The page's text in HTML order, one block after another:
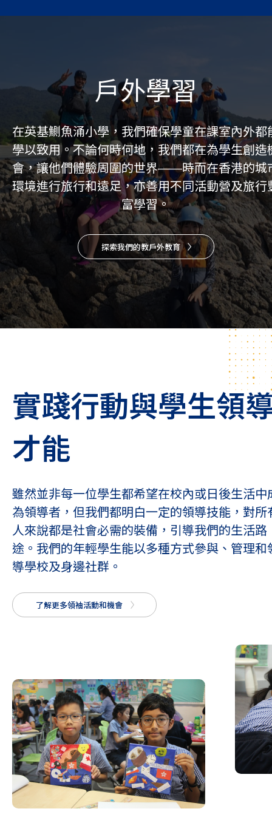
戶外學習
在英基鰂魚涌小學，我們確保學童在課室內外都
學以致用。不論何時何地，我們都在為學生創造
會，讓他們體驗周圍的世界——時而在香港的城
環境進行旅行和遠足，亦善用不同活動營及旅行
富學習。
探索我們的教戶外教育
實踐行動與學生領
才能
雖然並非每一位學生都希望在校內或日後生活中
為領導者，但我們都明白一定的領導技能，對所
人來說都是社會必需的裝備，引導我們的生活路
途。我們的年輕學生能以多種方式參與、管理和
導學校及身邊社群。
了解更多領袖活動和機會